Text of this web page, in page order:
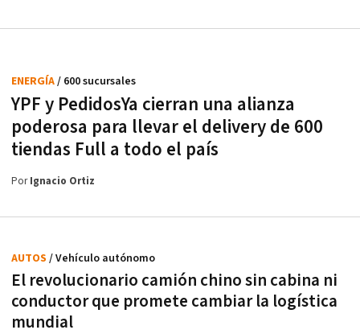
YPF y PedidosYa cierran una alianza
poderosa para llevar el delivery de 600
tiendas Full a todo el país
ENERGÍA/ 600 sucursales
PorIgnacio Ortiz
El revolucionario camión chino sin cabina ni
conductor que promete cambiar la logística
mundial
AUTOS / Vehículo autónomo